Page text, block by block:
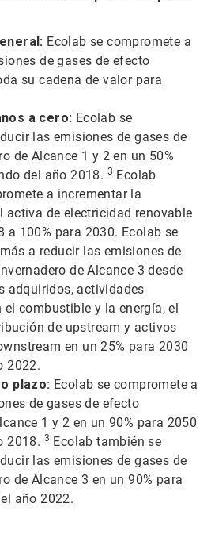
Ecolab se compromete a
de gases de efecto
su cadena de valor para
a cero: Ecolab se
las emisiones de gases de
de Alcance 1 y 2 en un 50%
del año 2018. 3 Ecolab
a incrementar la
activa de electricidad renovable
a 100% para 2030. Ecolab se
a reducir las emisiones de
de Alcance 3 desde
adquiridos, actividades
combustible y la energía, el
de upstream y activos
en un 25% para 2030
2022.
plazo: Ecolab se compromete a
de gases de efecto
1 y 2 en un 90% para 2050
2018. 3 Ecolab también se
las emisiones de gases de
de Alcance 3 en un 90% para
año 2022.